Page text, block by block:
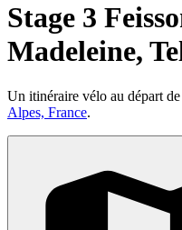
Stage 3
Madeleine,
Un itinéraire vélo au départ de
Alpes, France.